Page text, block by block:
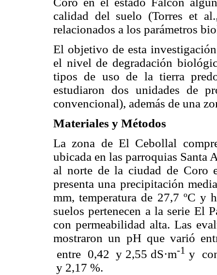
calidad del suelo (Torres et
relacionados a los parámetros
El objetivo de esta
el nivel de degradación
tipos de uso de la tierra
estudiaron dos unidades de
convencional), además de una
Materiales y Métodos
La zona de El Cebollal
ubicada en las parroquias
al norte de la ciudad de Coro
presenta una precipitación
mm, temperatura de 27,7 ºC y
suelos pertenecen a la serie El
con permeabilidad alta. Las
mostraron un pH que varió
entre 0,42 y 2,55 dS·m-1 y
y 2,17 %.